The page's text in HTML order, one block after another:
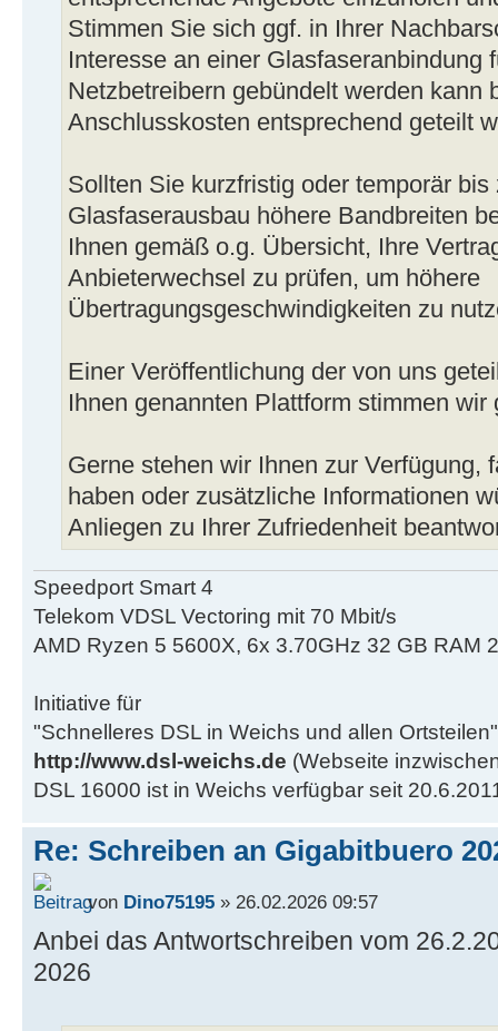
Stimmen Sie sich ggf. in Ihrer
Interesse an einer Glasfaseranbindung
Netzbetreibern gebündelt werden kann
Anschlusskosten entsprechend geteilt
Sollten Sie kurzfristig oder temporär
Glasfaserausbau höhere Bandbreiten
Ihnen gemäß o.g. Übersicht, Ihre
Anbieterwechsel zu prüfen, um höhere
Übertragungsgeschwindigkeiten zu
Einer Veröffentlichung der von uns
Ihnen genannten Plattform stimmen wir
Gerne stehen wir Ihnen zur Verfügung,
haben oder zusätzliche Informationen
Anliegen zu Ihrer Zufriedenheit
Speedport Smart 4
Telekom VDSL Vectoring mit 70 Mbit/s
AMD Ryzen 5 5600X, 6x 3.70GHz 32 GB RAM
Initiative für
"Schnelleres DSL in Weichs und allen Ortsteilen"
http://www.dsl-weichs.de (Webseite
DSL 16000 ist in Weichs verfügbar seit
Re: Schreiben an Gigabitbuero
von Dino75195 » 26.02.2026 09:57
Anbei das Antwortschreiben vom
2026